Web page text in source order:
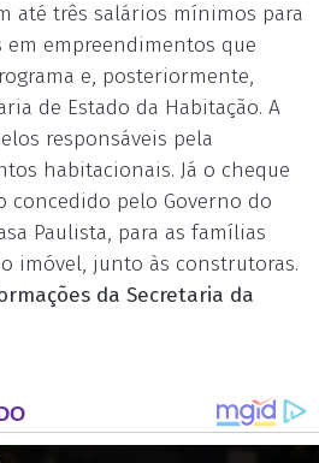
até três salários mínimos para
em empreendimentos que
e, posteriormente,
de Estado da Habitação. A
responsáveis pela
habitacionais. Já o cheque
concedido pelo Governo do
Paulista, para as famílias
imóvel, junto às construtoras.
da Secretaria da